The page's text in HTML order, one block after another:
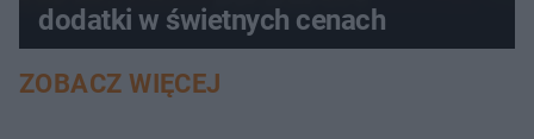
dodatki w świetnych cenach
ZOBACZ WIĘCEJ